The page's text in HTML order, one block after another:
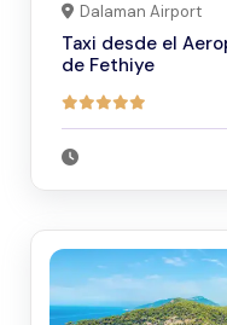
Dalaman Airport
Taxi desde el
de Fethiye